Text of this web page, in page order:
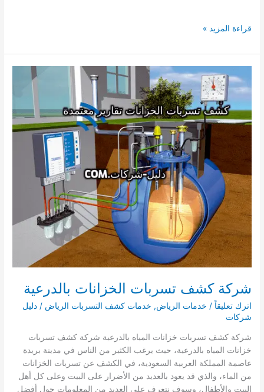
شركة
تسربات
الخزانات
بالدوادمي
ايجار
قراءة المزيد »
شركة كشف تسربات الخزانات بالدرعية
اترك تعليقاً / خدمات الرياض, خدمات كشف التسربات الرياض /دليل
شركات
شركة كشف تسربات خزانات المياه بالدرعية شركة كشف تسربات
خزانات المياه بالدرعية، حيث يرغب الكثير من الناس في مدينة بريدة
عاصمة المملكة العربية السعودية، في الكشف عن تسربات الخزانات
من الماء، والذي قد يعود بالعديد من الأضرار على البيت وعلى كل أهل
البيت والأطفال، وسوف نتعرف على العديد من المعلومات حول أفضل